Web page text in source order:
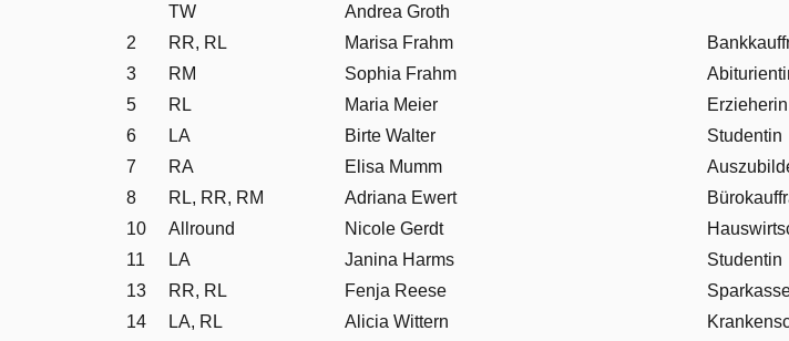
TW
Andrea Groth
2
RR, RL Marisa Frahm
3
RM Sophia Frahm
5
RL Maria Meier Erzieherin
6
LA Birte Walter Studentin
7
RA Elisa Mumm
8
RL, RR, RM Adriana Ewert
10
Allround Nicole Gerdt
11
LA Janina Harms Studentin
13
RR, RL Fenja Reese
14
LA, RL Alicia Wittern